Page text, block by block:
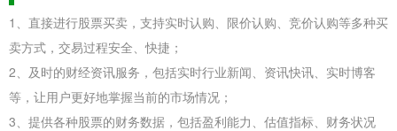
1、直接进行股票买卖，支持实时认购、限价认购、竞价认购等多种买
卖方式，交易过程安全、快捷；
2、及时的财经资讯服务，包括实时行业新闻、资讯快讯、实时博客
等，让用户更好地掌握当前的市场情况；
3、提供各种股票的财务数据，包括盈利能力、估值指标、财务状况